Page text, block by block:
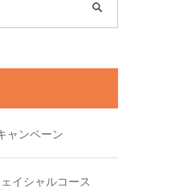
ャンペーン
イシャルコース